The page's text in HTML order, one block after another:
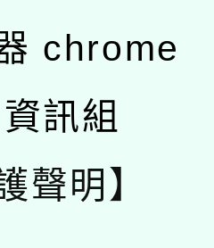
chrome
訊組
聲明】